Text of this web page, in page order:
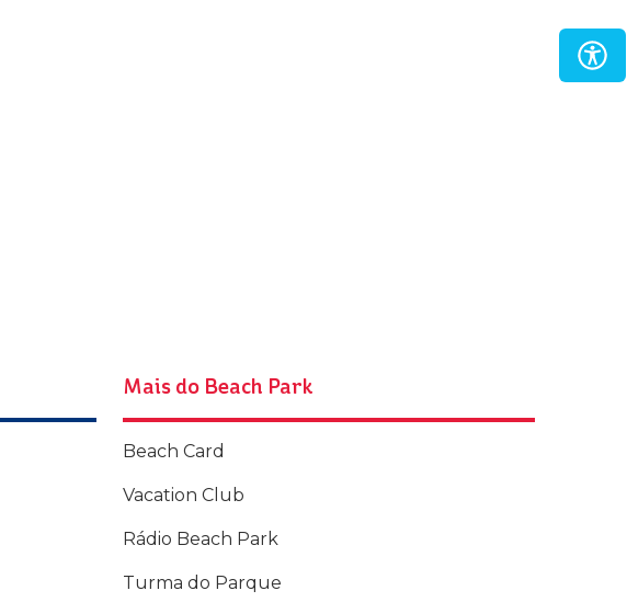
Mais do Beach Park
Beach Card
Vacation Club
Rádio Beach Park
Turma do Parque